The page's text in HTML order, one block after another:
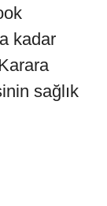
kadar
sağlık